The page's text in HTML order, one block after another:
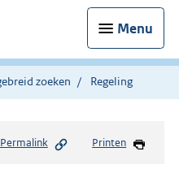
Menu
zoeken Regeling
Permalink Printen